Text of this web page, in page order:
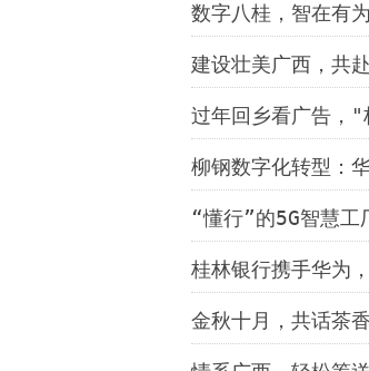
数字八桂，智在有
建设壮美广西，共
过年回乡看广告，
柳钢数字化转型：
“懂行”的5G智慧工
桂林银行携手华为
金秋十月，共话茶